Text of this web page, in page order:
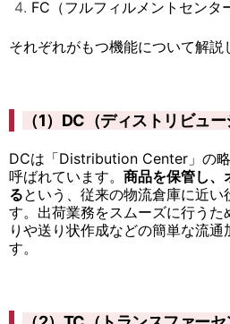
FC（フルフィルメントセンタ
それぞれがもつ機能について解説
（1）DC（ディストリビュ
DCは「Distribution Center」の略
呼ばれています。 商品を保管し、
るという、従来の物流倉庫に近
す。出荷業務をスムーズに行う
りや送り状作成などの簡単な流通
す。